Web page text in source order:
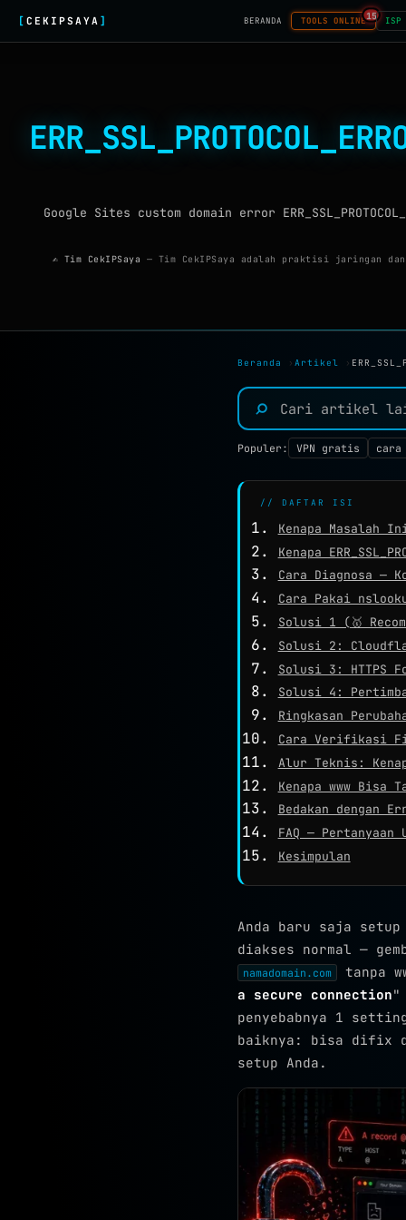
[ CEKIPSAYA ] BERANDA TOOLS ONLINE15 ISP
Google Sites custom domain error
✍ Tim CekIPSaya — Tim CekIPSaya adalah praktisi jaringan
Beranda › Artikel ›
⌕
Populer: VPN gratis
// DAFTAR ISI
Kenapa Masalah
Kenapa
Cara Diagnosa —
Cara Pakai
Solusi 1 (🥇
Solusi 2:
Solusi 3: HTTPS
Solusi 4:
Ringkasan
Cara Verifikasi
Alur Teknis:
Kenapa www Bisa
Bedakan dengan
FAQ — Pertanyaan
Kesimpulan
Anda baru saja
diakses normal —
namadomain.com
tanpa
a secure connection"
penyebabnya 1
baiknya: bisa difix
setup Anda.